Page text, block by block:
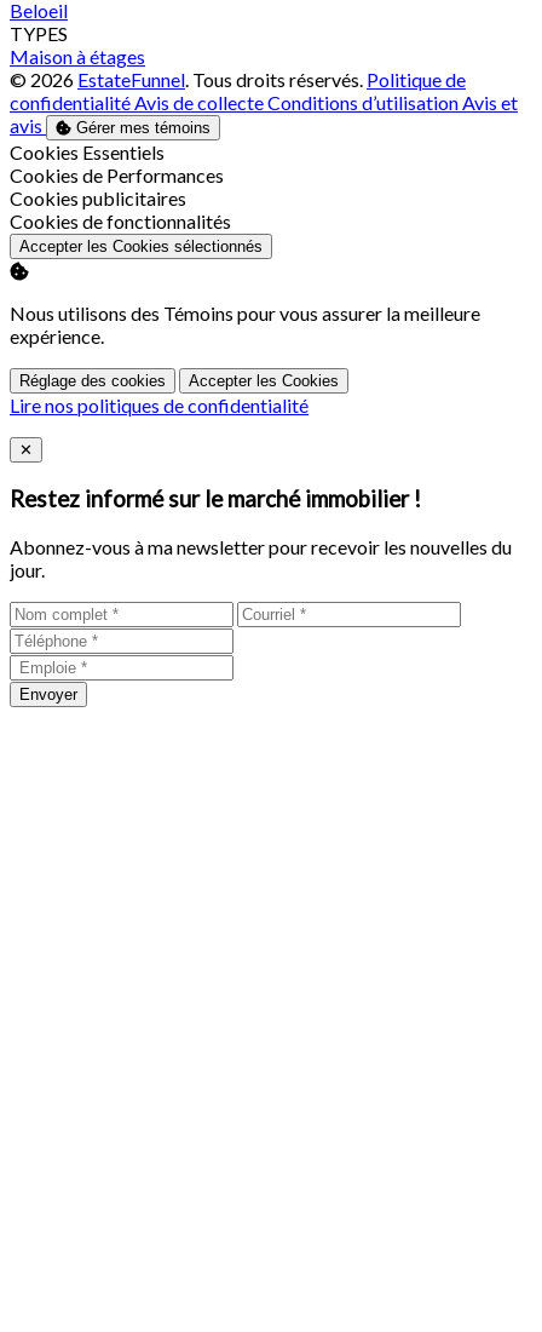
Beloeil
TYPES
Maison à étages
© 2026 EstateFunnel. Tous droits réservés. Politique de
confidentialitéAvis de collecteConditions d’utilisationAvis et
avis
Gérer mes témoins
Activer
Cookies Essentiels
Activer
Cookies de Performances
Activer
Cookies publicitaires
Activer
Cookies de fonctionnalités
Accepter les Cookies sélectionnés
Nous utilisons des Témoins pour vous assurer la meilleure
expérience.
Réglage des cookies Accepter les Cookies
Lire nos politiques de confidentialité
Close
✕
Restez informé sur le marché immobilier !
Abonnez-vous à ma newsletter pour recevoir les nouvelles du
jour.
Envoyer